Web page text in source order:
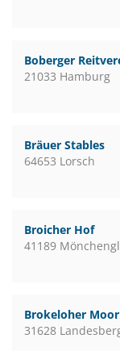
Boberger
21033 Hamburg
Bräuer Stables
64653 Lorsch
Broicher Hof
41189
Brokeloher
31628